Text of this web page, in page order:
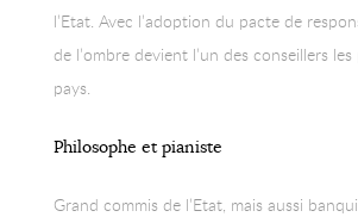
l’Etat. Avec l’adoption du pacte de
de l’ombre devient l’un des conseillers
pays.
Philosophe et pianiste
Grand commis de l’Etat, mais aussi